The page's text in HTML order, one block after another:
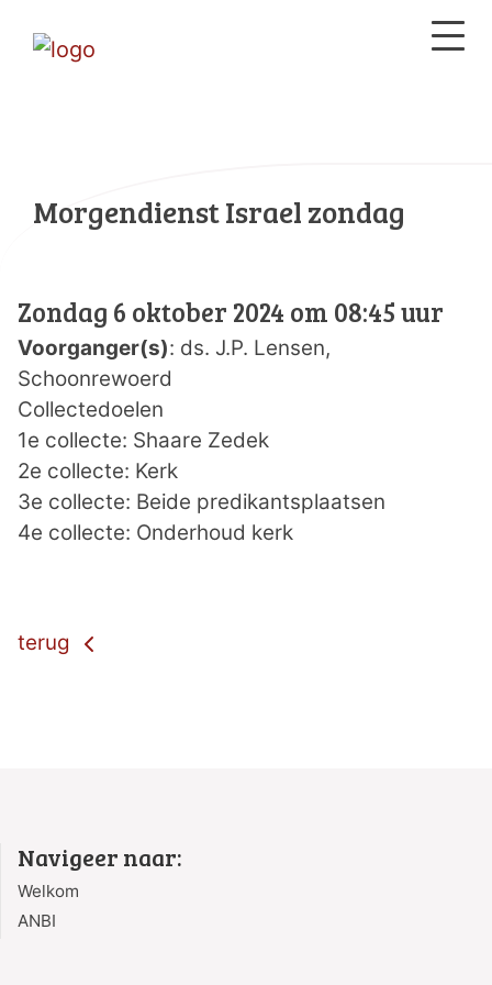
Morgendienst Israel zondag
Zondag 6 oktober 2024 om 08:45 uur
Voorganger(s): ds. J.P. Lensen,
Schoonrewoerd
Collectedoelen
1e collecte: Shaare Zedek
2e collecte: Kerk
3e collecte: Beide predikantsplaatsen
4e collecte: Onderhoud kerk
terug
Navigeer naar:
Welkom
ANBI